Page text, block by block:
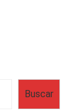
Buscar